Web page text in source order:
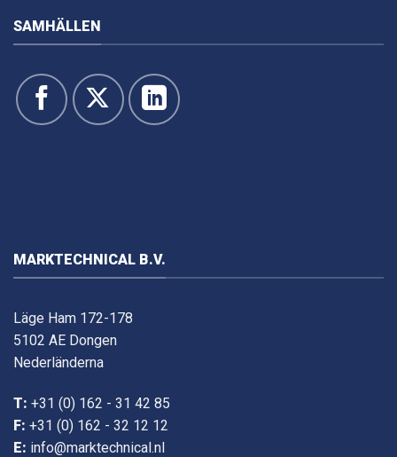
SAMHÄLLEN
MARKTECHNICAL B.V.
Läge Ham 172-178
5102 AE Dongen
Nederländerna
T: +31 (0) 162 - 31 42 85
F: +31 (0) 162 - 32 12 12
E: info@marktechnical.nl